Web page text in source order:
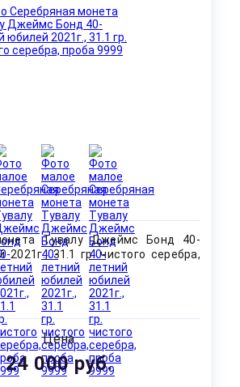
Тувалу Джеймс Бонд 40-
2021г., 31.1 гр. чистого серебра,
Цена
24 000 руб.